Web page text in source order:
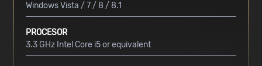
Windows Vista / 7 / 8 / 8.1
PROCESOR
3.3 GHz Intel Core i5 or equivalent